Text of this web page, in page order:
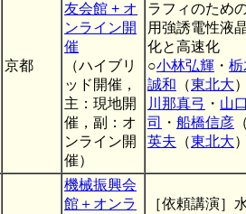
京都
友会館 + オ
ンライン開
催
（ハイブリ
ッド開催，
主：現地開
催，副：オ
ンライン開
催）
ラフィのため
用強誘電性液
化と高速化
○小林弘輝 ・ 栃
誠和 （東北大
川那真弓 ・ 山
司
・ 船橋信彦
英夫 （東北大
機械振興会
館＋オンラ
［依頼講演］